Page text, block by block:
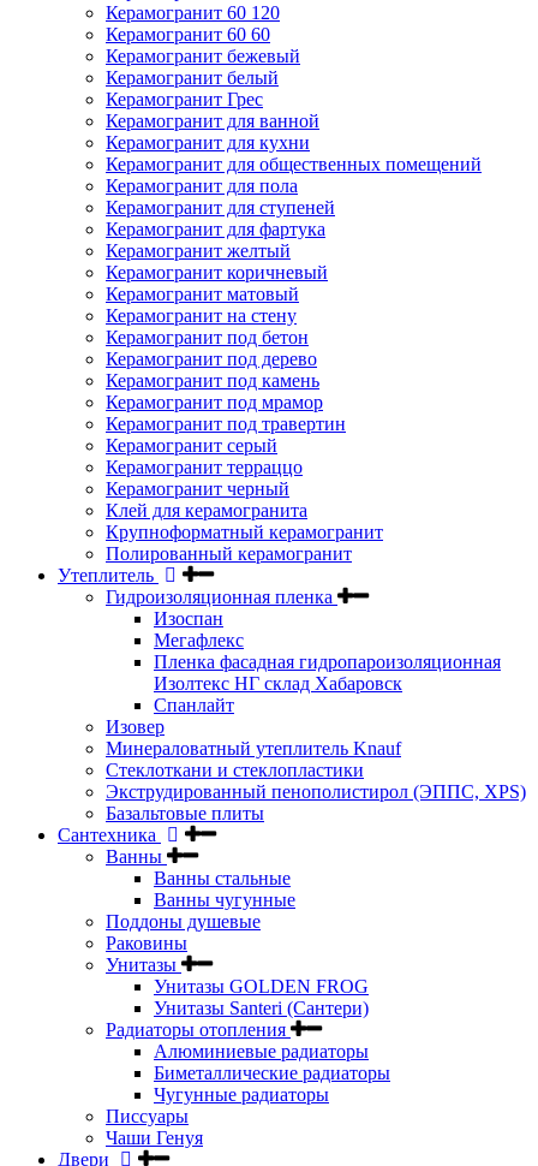
Керамогранит 60 120
Керамогранит 60 60
Керамогранит бежевый
Керамогранит белый
Керамогранит Грес
Керамогранит для ванной
Керамогранит для кухни
Керамогранит для общественных помещений
Керамогранит для пола
Керамогранит для ступеней
Керамогранит для фартука
Керамогранит желтый
Керамогранит коричневый
Керамогранит матовый
Керамогранит на стену
Керамогранит под бетон
Керамогранит под дерево
Керамогранит под камень
Керамогранит под мрамор
Керамогранит под травертин
Керамогранит серый
Керамогранит терраццо
Керамогранит черный
Клей для керамогранита
Крупноформатный керамогранит
Полированный керамогранит
Утеплитель
Гидроизоляционная пленка
Изоспан
Мегафлекс
Пленка фасадная гидропароизоляционная
Изолтекс НГ склад Хабаровск
Спанлайт
Изовер
Минераловатный утеплитель Knauf
Стеклоткани и стеклопластики
Экструдированный пенополистирол (ЭППС, XPS)
Базальтовые плиты
Сантехника
Ванны
Ванны стальные
Ванны чугунные
Поддоны душевые
Раковины
Унитазы
Унитазы GOLDEN FROG
Унитазы Santeri (Сантери)
Радиаторы отопления
Алюминиевые радиаторы
Биметаллические радиаторы
Чугунные радиаторы
Писсуары
Чаши Генуя
Двери